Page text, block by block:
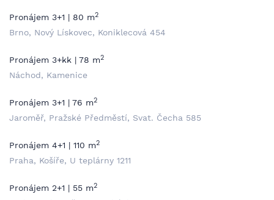
Pronájem 3+1 | 80 m2
Brno, Nový Lískovec, Koniklecová 454
Pronájem 3+kk | 78 m2
Náchod, Kamenice
Pronájem 3+1 | 76 m2
Jaroměř, Pražské Předměstí, Svat. Čecha 585
Pronájem 4+1 | 110 m2
Praha, Košíře, U teplárny 1211
Pronájem 2+1 | 55 m2